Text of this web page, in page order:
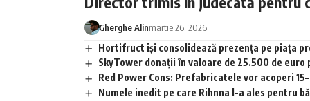
Gherghe Alinmartie 26, 2026
Hortifruct își consolidează prezența pe piața
SkyTower donații în valoare de 25.500 de euro
Red Power Cons: Prefabricatele vor acoperi
Numele inedit pe care Rihnna l-a ales pentru